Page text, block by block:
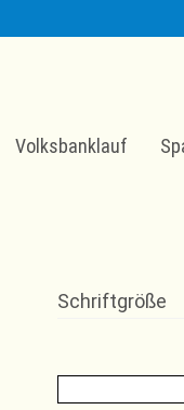
Volksbanklauf
Schriftgröße
Suchen
nach: